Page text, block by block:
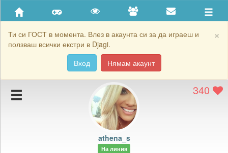
×
Ти си ГОСТ в момента. Влез в акаунта си за да играеш и
ползваш всички екстри в Djagi.
Вход
Нямам акаунт
Приятели
Хронология на игри
Подаръците на athena_s
Картичките на athena_s
340
athena_s
На линия